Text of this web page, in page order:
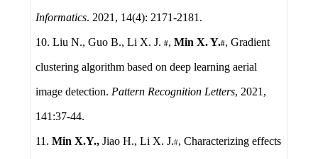
Informatics. 2021, 14(4): 2171-2181.
10. Liu N., Guo B., Li X. J. #, Min X. Y.#, Gradient
clustering algorithm based on deep learning aerial
image detection. Pattern Recognition Letters, 2021,
141:37-44.
11. Min X.Y., Jiao H., Li X. J.#, Characterizing effects